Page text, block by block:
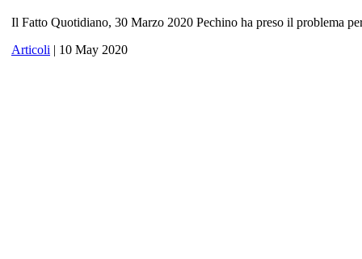
Il Fatto Quotidiano, 30 Marzo 2020 Pechino ha preso il problema
Articoli | 10 May 2020